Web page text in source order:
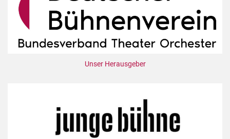
Unser Herausgeber